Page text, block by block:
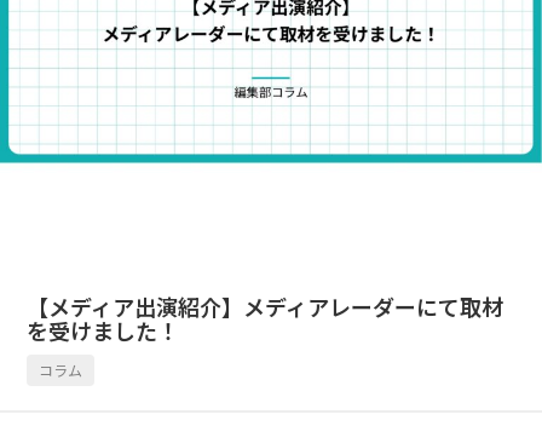
【メディア出演紹介】メディアレーダーにて取材
を受けました！
コラム